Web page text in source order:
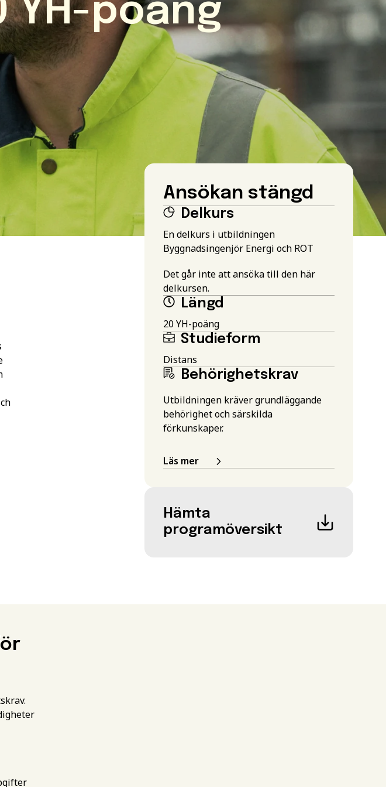
YH-poäng
Ansökan stängd
Delkurs
En delkurs i utbildningen
Byggnadsingenjör Energi och ROT
Det går inte att ansöka till den här
delkursen.
Längd
20 YH-poäng
Studieform
Distans
Behörighetskrav
Utbildningen kräver grundläggande
behörighet och särskilda
förkunskaper.
Läs mer
Hämta
programöversikt